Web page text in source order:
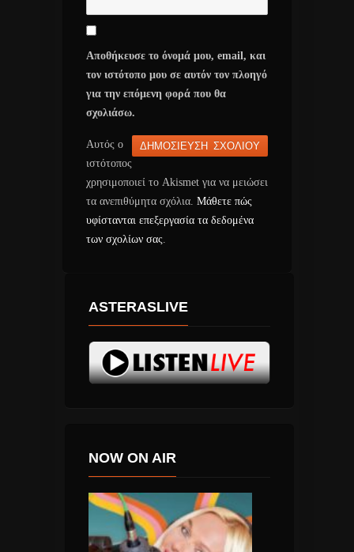
Αποθήκευσε το όνομά μου, email, και
τον ιστότοπο μου σε αυτόν τον πλοηγό
για την επόμενη φορά που θα
σχολιάσω.
Αυτός ο
ιστότοπος
χρησιμοποιεί το Akismet για να μειώσει
τα ανεπιθύμητα σχόλια. Μάθετε πώς
υφίστανται επεξεργασία τα δεδομένα
των σχολίων σας.
ASTERASLIVE
NOW ON AIR